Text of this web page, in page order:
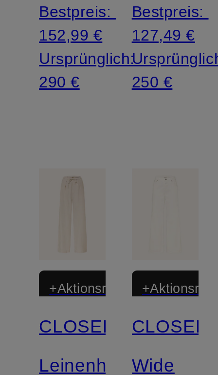
Bestpreis:
152,99 €
Ursprünglich:
290 €
Bestpreis:
127,49 €
250 €
+Aktionsrabatt
Zertifiziert
CLOSED
Leinenhose
Zertifiziert
CLOSED
Wide